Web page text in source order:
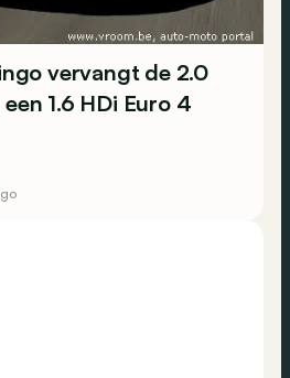
vervangt de 2.0
1.6 HDi Euro 4